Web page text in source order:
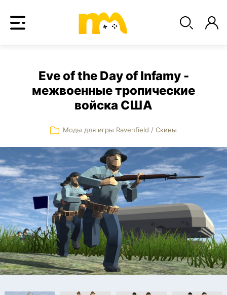
Eve of the Day of Infamy -
межвоенные тропические
войска США
Моды для игры Ravenfield / Скины